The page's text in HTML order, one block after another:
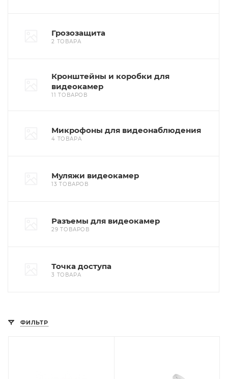
Грозозащита
2 ТОВАРА
Кронштейны и коробки для
видеокамер
11 ТОВАРОВ
Микрофоны для видеонаблюдения
4 ТОВАРА
Муляжи видеокамер
13 ТОВАРОВ
Разъемы для видеокамер
29 ТОВАРОВ
Точка доступа
3 ТОВАРА
ФИЛЬТР